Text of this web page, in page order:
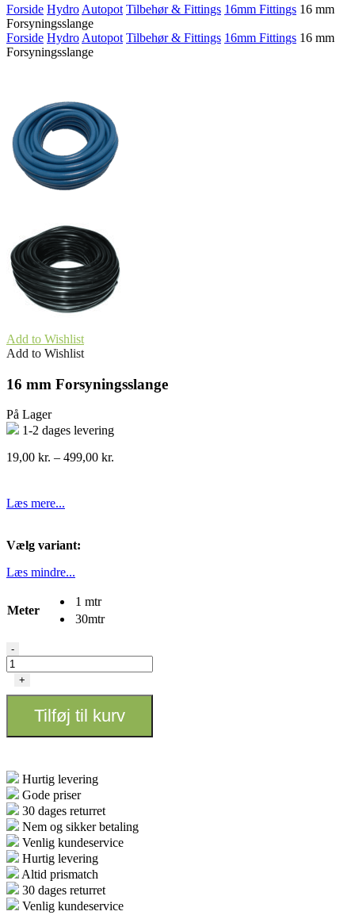
Forside Hydro Autopot Tilbehør & Fittings 16mm Fittings 16 mm
Forsyningsslange
Forside Hydro Autopot Tilbehør & Fittings 16mm Fittings 16 mm
Forsyningsslange
Add to Wishlist
Add to Wishlist
16 mm Forsyningsslange
På Lager
1-2 dages levering
19,00 kr. – 499,00 kr.
Læs mere...
Vælg variant:
Læs mindre...
Meter
1 mtr
30mtr
16
mm
Forsyningsslange
-
+
Tilføj til kurv
Hurtig levering
Gode priser
30 dages returret
Nem og sikker betaling
Venlig kundeservice
Hurtig levering
Altid prismatch
30 dages returret
Venlig kundeservice